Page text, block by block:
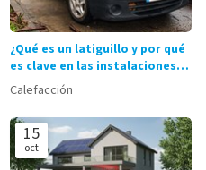
¿Qué es un latiguillo y por qué
es clave en las instalaciones
de fontanería?
Calefacción
15
oct